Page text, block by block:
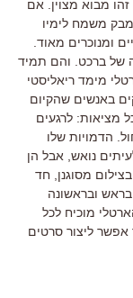
מבוא מצוין. אם
משמח לימיו
ומנוכרים מאוד.
של ברכט. והם תמיד
מימד ריאליסטי
באנשים שהקיום
מציאות: לרגעים
הדמויות שלו
נואש, אבל הן
מסוגנן, חד
ובראשונה
ומשהו שנים, הארטלי מוכיח לכל
אפשר ליצור סרטים